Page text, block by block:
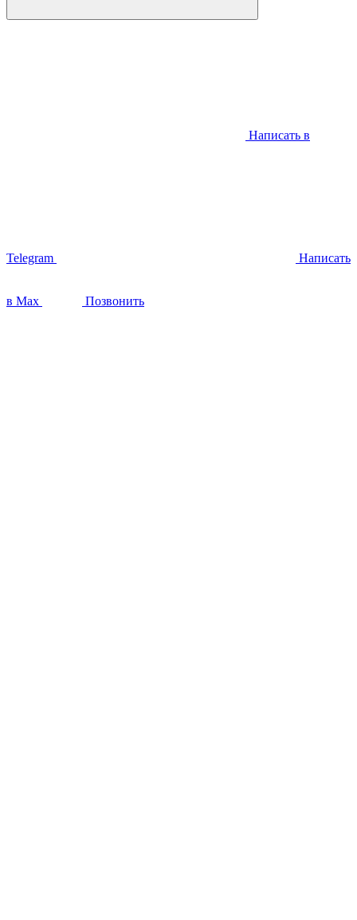
Написать в
Telegram Написать
в Max Позвонить